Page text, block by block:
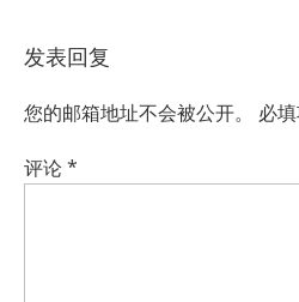
发表回复
您的邮箱地址不会被公开。 必
评论*